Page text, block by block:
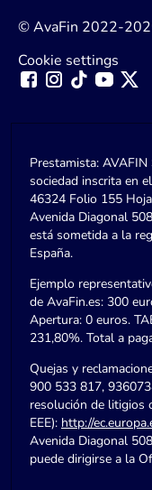
© AvaFin 2022-
Cookie settings
Prestamista: AVAFIN
sociedad inscrita en
46324 Folio 155
Avenida Diagonal
está sometida a la
España.
Ejemplo
de AvaFin.es: 300
Apertura: 0 euros.
231,80%. Total a
Quejas y
900 533 817,
resolución de litigios
EEE): http://
Avenida Diagonal
puede dirigirse a la